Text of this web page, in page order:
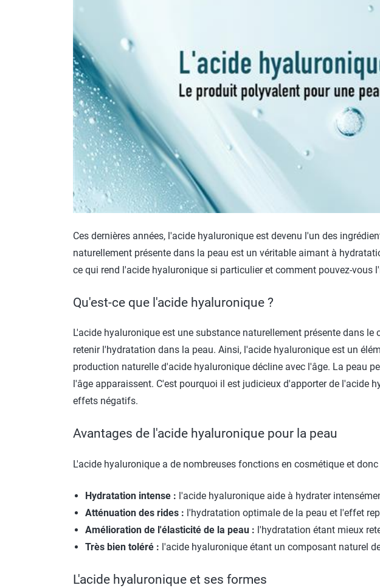
win-i
Voiture
Animal de
Ces dernières années, l'acide hyaluronique est devenu l'un des
naturellement présente dans la peau est un véritable aimant à
ce qui rend l'acide hyaluronique si particulier et comment pouvez-
Qu'est-ce que l'acide hyaluronique ?
L'acide hyaluronique est une substance naturellement présente dans
retenir l'hydratation dans la peau. Ainsi, l'acide hyaluronique est un
production naturelle d'acide hyaluronique décline avec l'âge. La peau
l'âge apparaissent. C'est pourquoi il est judicieux d'apporter de l'acide
effets négatifs.
Avantages de l'acide hyaluronique pour la peau
L'acide hyaluronique a de nombreuses fonctions en cosmétique et
Hydratation intense : l'acide hyaluronique aide à hydrater
Atténuation des rides : l'hydratation optimale de la peau et l'effet
Amélioration de l'élasticité de la peau : l'hydratation étant mieux
Très bien toléré : l'acide hyaluronique étant un composant naturel
L'acide hyaluronique et ses formes